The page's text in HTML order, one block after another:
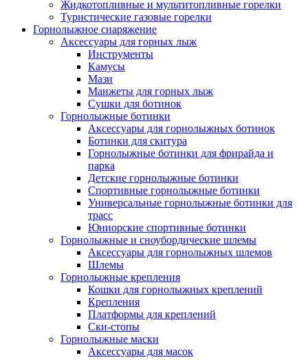
Жидкотопливные и мультитопливные горелки
Туристические газовые горелки
Горнолыжное снаряжение
Аксессуары для горных лыж
Инструменты
Камусы
Мази
Манжеты для горных лыж
Сушки для ботинок
Горнолыжные ботинки
Аксессуары для горнолыжных ботинок
Ботинки для скитура
Горнолыжные ботинки для фрирайда и
парка
Детские горнолыжные ботинки
Спортивные горнолыжные ботинки
Универсальные горнолыжные ботинки для
трасс
Юниорские спортивные ботинки
Горнолыжные и сноубордические шлемы
Аксессуары для горнолыжных шлемов
Шлемы
Горнолыжные крепления
Кошки для горнолыжных креплений
Крепления
Платформы для креплений
Ски-стопы
Горнолыжные маски
Аксессуары для масок